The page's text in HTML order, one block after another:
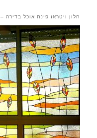
חלון ויטראז פינת אוכל בדירה – 2020